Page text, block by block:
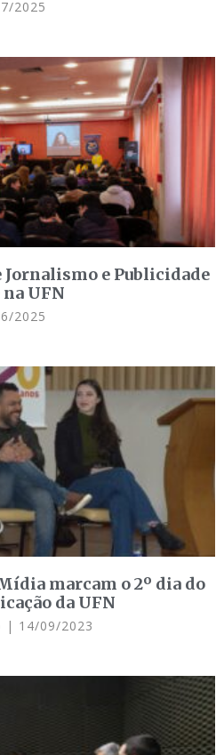
2025
Jornalismo e Publicidade
UFN
2025
marcam o 2º dia do
da UFN
14/09/2023